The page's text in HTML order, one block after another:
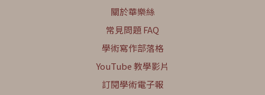
關於華樂絲
常見問題 FAQ
學術寫作部落格
YouTube 教學影片
訂閱學術電子報